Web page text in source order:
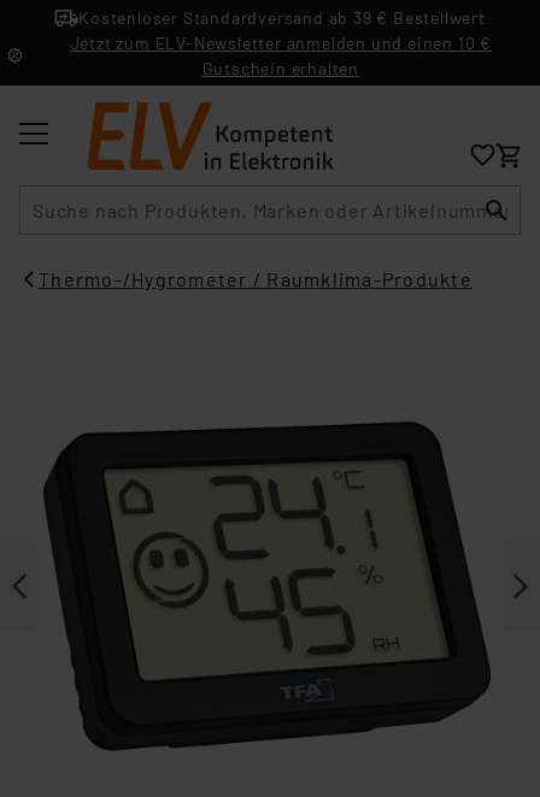
Kostenloser Standardversand ab 39 € Bestellwert
Jetzt zum ELV-Newsletter anmelden und einen 10 €
Gutschein erhalten
Thermo-/Hygrometer / Raumklima-Produkte